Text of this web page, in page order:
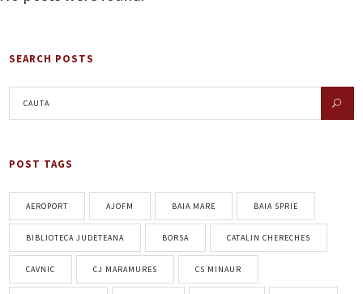
SEARCH POSTS
POST TAGS
AEROPORT AJOFM BAIA MARE BAIA SPRIE
BIBLIOTECA JUDETEANA BORSA CATALIN CHERECHES
CAVNIC CJ MARAMURES CS MINAUR